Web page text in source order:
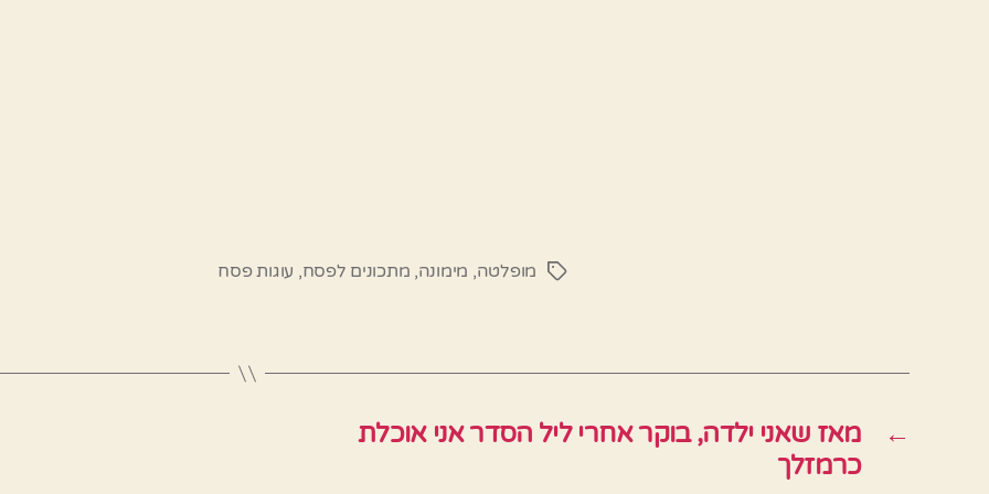
תגיותמופלטה, מימונה, מתכונים לפסח, עוגות פסח
←
מאז שאני ילדה, בוקר אחרי ליל הסדר אני אוכלת
כרמזלך